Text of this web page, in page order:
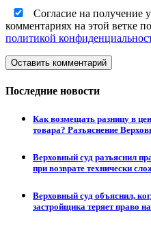
Согласие на получение
комментариях на этой ветке
политикой
Оставить комментарий
Последние новости
Как возмещать разницу в
товара? Разъяснение
Верховный суд разъяснил
при возврате технически
Верховный суд объяснил,
застройщика теряет право